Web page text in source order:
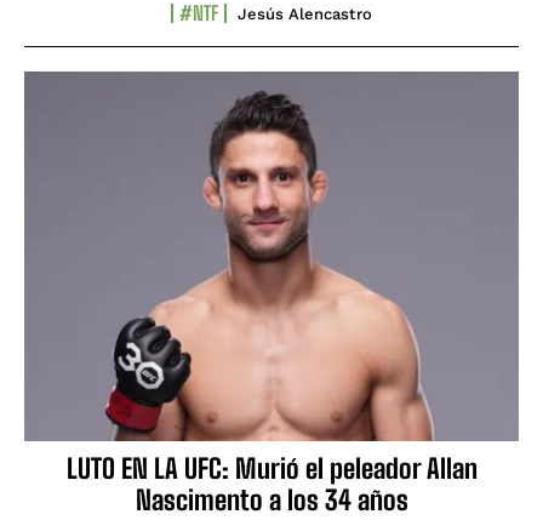
#NTF Jesús Alencastro
LUTO EN LA UFC: Murió el peleador Allan
Nascimento a los 34 años